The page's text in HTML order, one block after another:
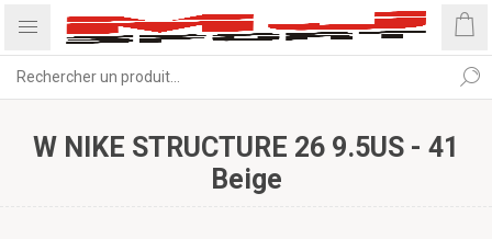
W NIKE STRUCTURE 26 9.5US - 41
Beige